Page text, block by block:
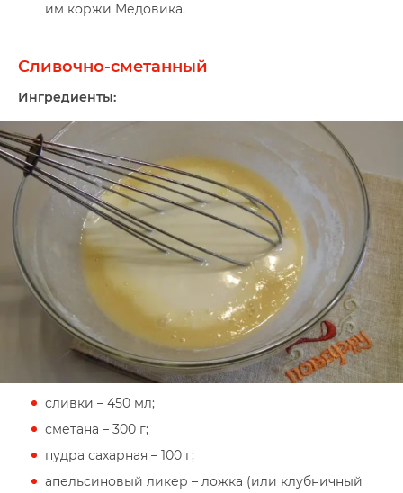
им коржи Медовика.
Сливочно-сметанный
Ингредиенты:
сливки – 450 мл;
сметана – 300 г;
пудра сахарная – 100 г;
апельсиновый ликер – ложка (или клубничный